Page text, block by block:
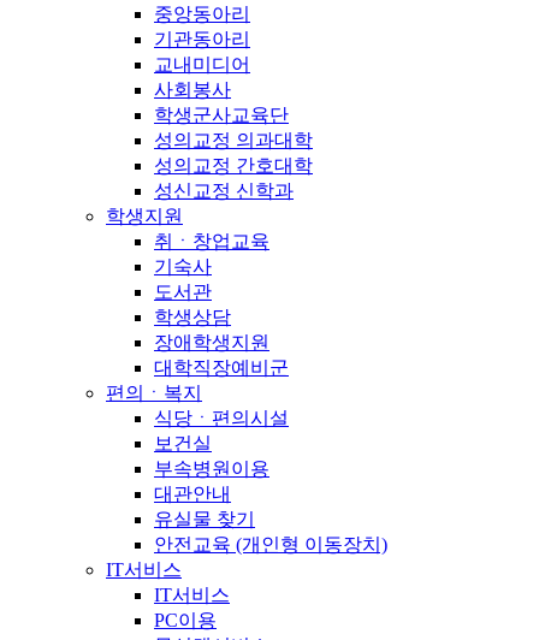
중앙동아리
기관동아리
교내미디어
사회봉사
학생군사교육단
성의교정 의과대학
성의교정 간호대학
성신교정 신학과
학생지원
취ㆍ창업교육
기숙사
도서관
학생상담
장애학생지원
대학직장예비군
편의ㆍ복지
식당ㆍ편의시설
보건실
부속병원이용
대관안내
유실물 찾기
안전교육 (개인형 이동장치)
IT서비스
IT서비스
PC이용